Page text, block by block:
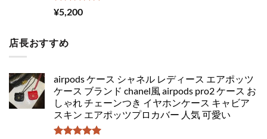
5段階中
5.00
¥5,200
店長おすすめ
airpods ケース シャネル レディース エアポッツ
ケース ブランド chanel風 airpods pro2 ケース お
しゃれ チェーンつき イヤホンケース キャビア
スキン エアポッツプロカバー 人気 可愛い